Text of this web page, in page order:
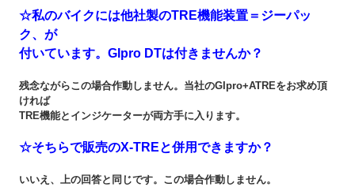
☆私のバイクには他社製のTRE機能装置＝ジーパッ
ク、が
付いています。GIpro DTは付きませんか？
残念ながらこの場合作動しません。当社のGIpro+ATREをお求め頂
ければ
TRE機能とインジケーターが両方手に入ります。
☆そちらで販売のX-TREと併用できますか？
いいえ、上の回答と同じです。この場合作動しません。